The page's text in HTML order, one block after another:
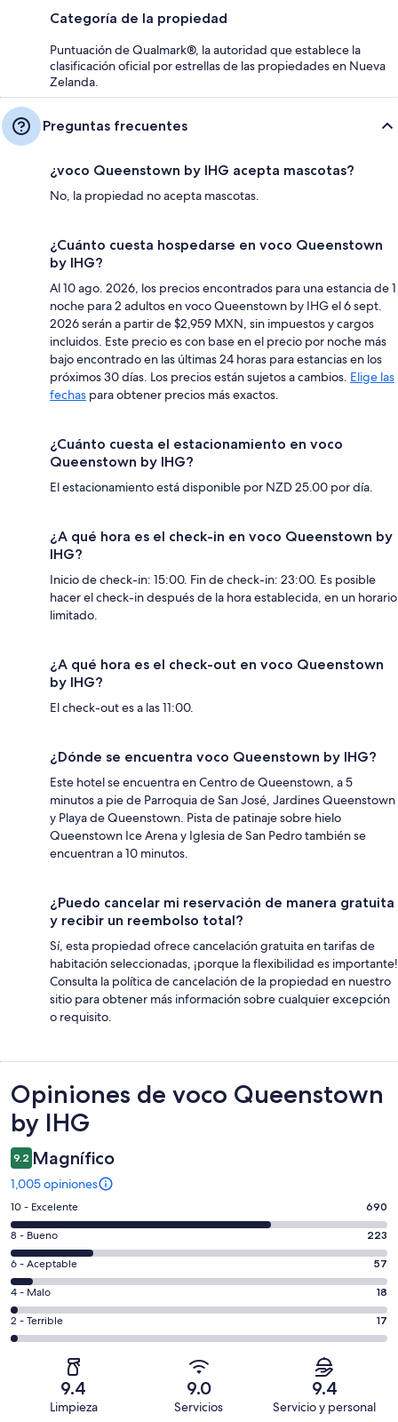
Categoría de la propiedad
Puntuación de Qualmark®, la autoridad que establece la
clasificación oficial por estrellas de las propiedades en Nueva
Zelanda.
Preguntas frecuentes
¿voco Queenstown by IHG acepta mascotas?
No, la propiedad no acepta mascotas.
¿Cuánto cuesta hospedarse en voco Queenstown
by IHG?
Al 10 ago. 2026, los precios encontrados para una estancia de 1
noche para 2 adultos en voco Queenstown by IHG el 6 sept.
2026 serán a partir de $2,959 MXN, sin impuestos y cargos
incluidos. Este precio es con base en el precio por noche más
bajo encontrado en las últimas 24 horas para estancias en los
próximos 30 días. Los precios están sujetos a cambios. Elige las
fechas para obtener precios más exactos.
¿Cuánto cuesta el estacionamiento en voco
Queenstown by IHG?
El estacionamiento está disponible por NZD 25.00 por día.
¿A qué hora es el check-in en voco Queenstown by
IHG?
Inicio de check-in: 15:00. Fin de check-in: 23:00. Es posible
hacer el check-in después de la hora establecida, en un horario
limitado.
¿A qué hora es el check-out en voco Queenstown
by IHG?
El check-out es a las 11:00.
¿Dónde se encuentra voco Queenstown by IHG?
Este hotel se encuentra en Centro de Queenstown, a 5
minutos a pie de Parroquia de San José, Jardines Queenstown
y Playa de Queenstown. Pista de patinaje sobre hielo
Queenstown Ice Arena y Iglesia de San Pedro también se
encuentran a 10 minutos.
¿Puedo cancelar mi reservación de manera gratuita
y recibir un reembolso total?
Sí, esta propiedad ofrece cancelación gratuita en tarifas de
habitación seleccionadas, ¡porque la flexibilidad es importante!
Consulta la política de cancelación de la propiedad en nuestro
sitio para obtener más información sobre cualquier excepción
o requisito.
Opiniones
Opiniones de voco Queenstown
by IHG
9.2 Magnífico
1,005 opiniones
Puntuación
de
10,
es
decir,
Excelente.
Basada
en
opiniones
10 - Excelente 690
Puntuación
de
8,
es
decir,
Bueno.
8 - Bueno 223
Puntuación
de
6,
es
decir,
Aceptable.
6 - Aceptable 57
Puntuación
de
4,
Basada
4 - Malo 18
Puntuación
de
Terrible.
2 - Terrible 17
9.4
Limpieza
9.0
Servicios
9.4
Servicio y personal